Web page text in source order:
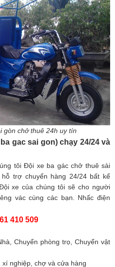
gòn chở thuê 24h uy tín
gac sai gon) chạy 24/24 và
tôi Đội xe ba gác chở thuê sài
trợ chuyển hàng 24/24 bất kể
xe của chúng tôi sẽ cho người
vác cùng các bạn. Nhấc điện
410 509
Chuyển phòng trọ, Chuyển vật
nghiệp, chợ và cửa hàng